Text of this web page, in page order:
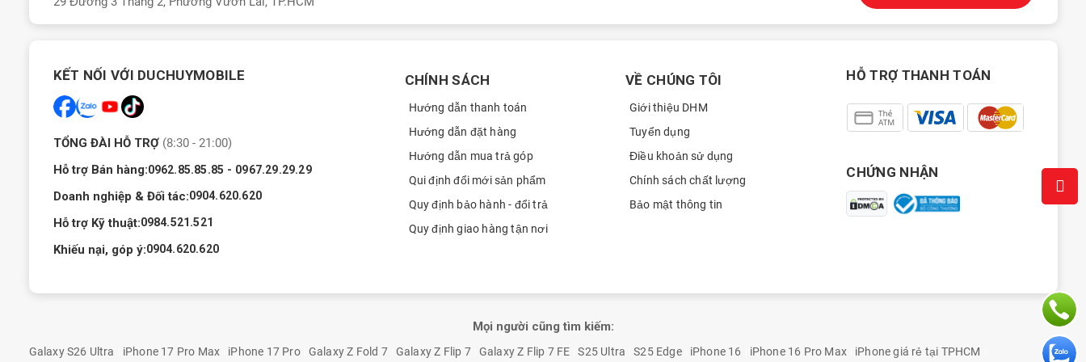
KẾT NỐI VỚI DUCHUYMOBILE
TỔNG ĐÀI HỖ TRỢ (8:30 - 21:00)
Hỗ trợ Bán hàng:0962.85.85.85 - 0967.29.29.29
Doanh nghiệp & Đối tác:0904.620.620
Hỗ trợ Kỹ thuật:0984.521.521
Khiếu nại, góp ý:0904.620.620
CHÍNH SÁCH
Hướng dẫn thanh toán
Hướng dẫn đặt hàng
Hướng dẫn mua trả góp
Qui định đổi mới sản phẩm
Quy định bảo hành - đổi trả
Quy định giao hàng tận nơi
VỀ CHÚNG TÔI
Giới thiệu DHM
Tuyển dụng
Điều khoản sử dụng
Chính sách chất lượng
Bảo mật thông tin
HỖ TRỢ THANH TOÁN
CHỨNG NHẬN
Mọi người cũng tìm kiếm:
Galaxy S26 Ultra iPhone 17 Pro Max iPhone 17 Pro Galaxy Z Fold 7 Galaxy Z Flip 7 Galaxy Z Flip 7 FE S25 Ultra S25 Edge iPhone 16 iPhone 16 Pro Max
iPhone giá rẻ tại TPHCM